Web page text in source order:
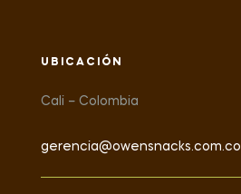
UBICACIÓN
Cali – Colombia
gerencia@owensnacks.com.co